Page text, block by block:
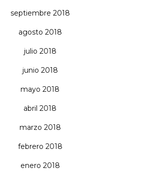
septiembre 2018
agosto 2018
julio 2018
junio 2018
mayo 2018
abril 2018
marzo 2018
febrero 2018
enero 2018